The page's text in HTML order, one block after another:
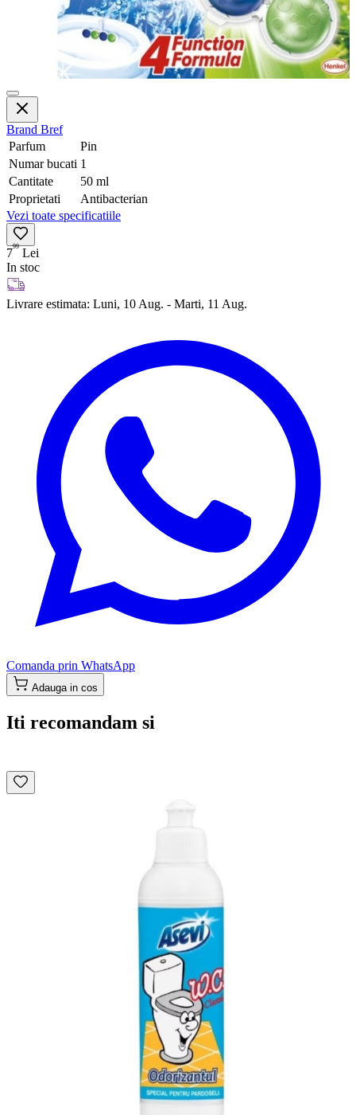
Brand Bref
Parfum
Pin
Numar bucati 1
Cantitate
50 ml
Proprietati
Antibacterian
Vezi toate specificatiile
799 Lei
In stoc
Livrare estimata: Luni, 10 Aug. - Marti, 11 Aug.
Comanda prin WhatsApp
Adauga in cos
Iti recomandam si